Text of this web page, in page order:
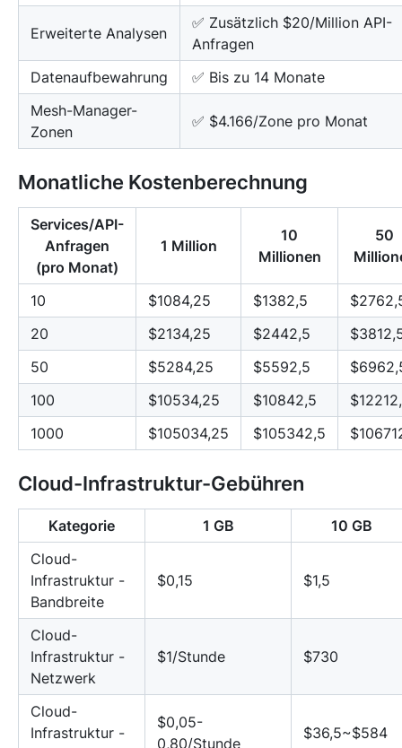
Erweiterte Analysen
✅ Zusätzlich $20/Million API-
Anfragen
Datenaufbewahrung
✅ Bis zu 14 Monate
Mesh-Manager-
Zonen
✅ $4.166/Zone pro Monat
Monatliche Kostenberechnung
Services/API-
Anfragen
(pro Monat)
1 Million
10
Millionen
50
10 $1084,25 $1382,5
20
$2134,25 $2442,5
50
$5284,25 $5592,5
100
$10534,25 $10842,5
1000
$105034,25 $105342,5
Cloud-Infrastruktur-Gebühren
Kategorie 1 GB
10 GB
Cloud-
Infrastruktur -
Bandbreite
$0,15 $1,5
Cloud-
Infrastruktur -
Netzwerk
$1/Stunde $730
Cloud-
Infrastruktur -
$0,05-
0,80/Stunde
$36,5~$584